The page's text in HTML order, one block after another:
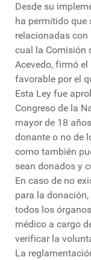
Desde su
ha permitido
relacionadas
cual la Comisión
Acevedo, firmó
favorable por el
Esta Ley fue
Congreso de la
mayor de 18
donante o no de
como también
sean donados y
En caso de no
para la
todos los
médico a cargo
verificar la
La